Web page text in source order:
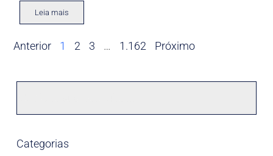
Leia mais
Anterior 1 2 3 … 1.162 Próximo
Categorias